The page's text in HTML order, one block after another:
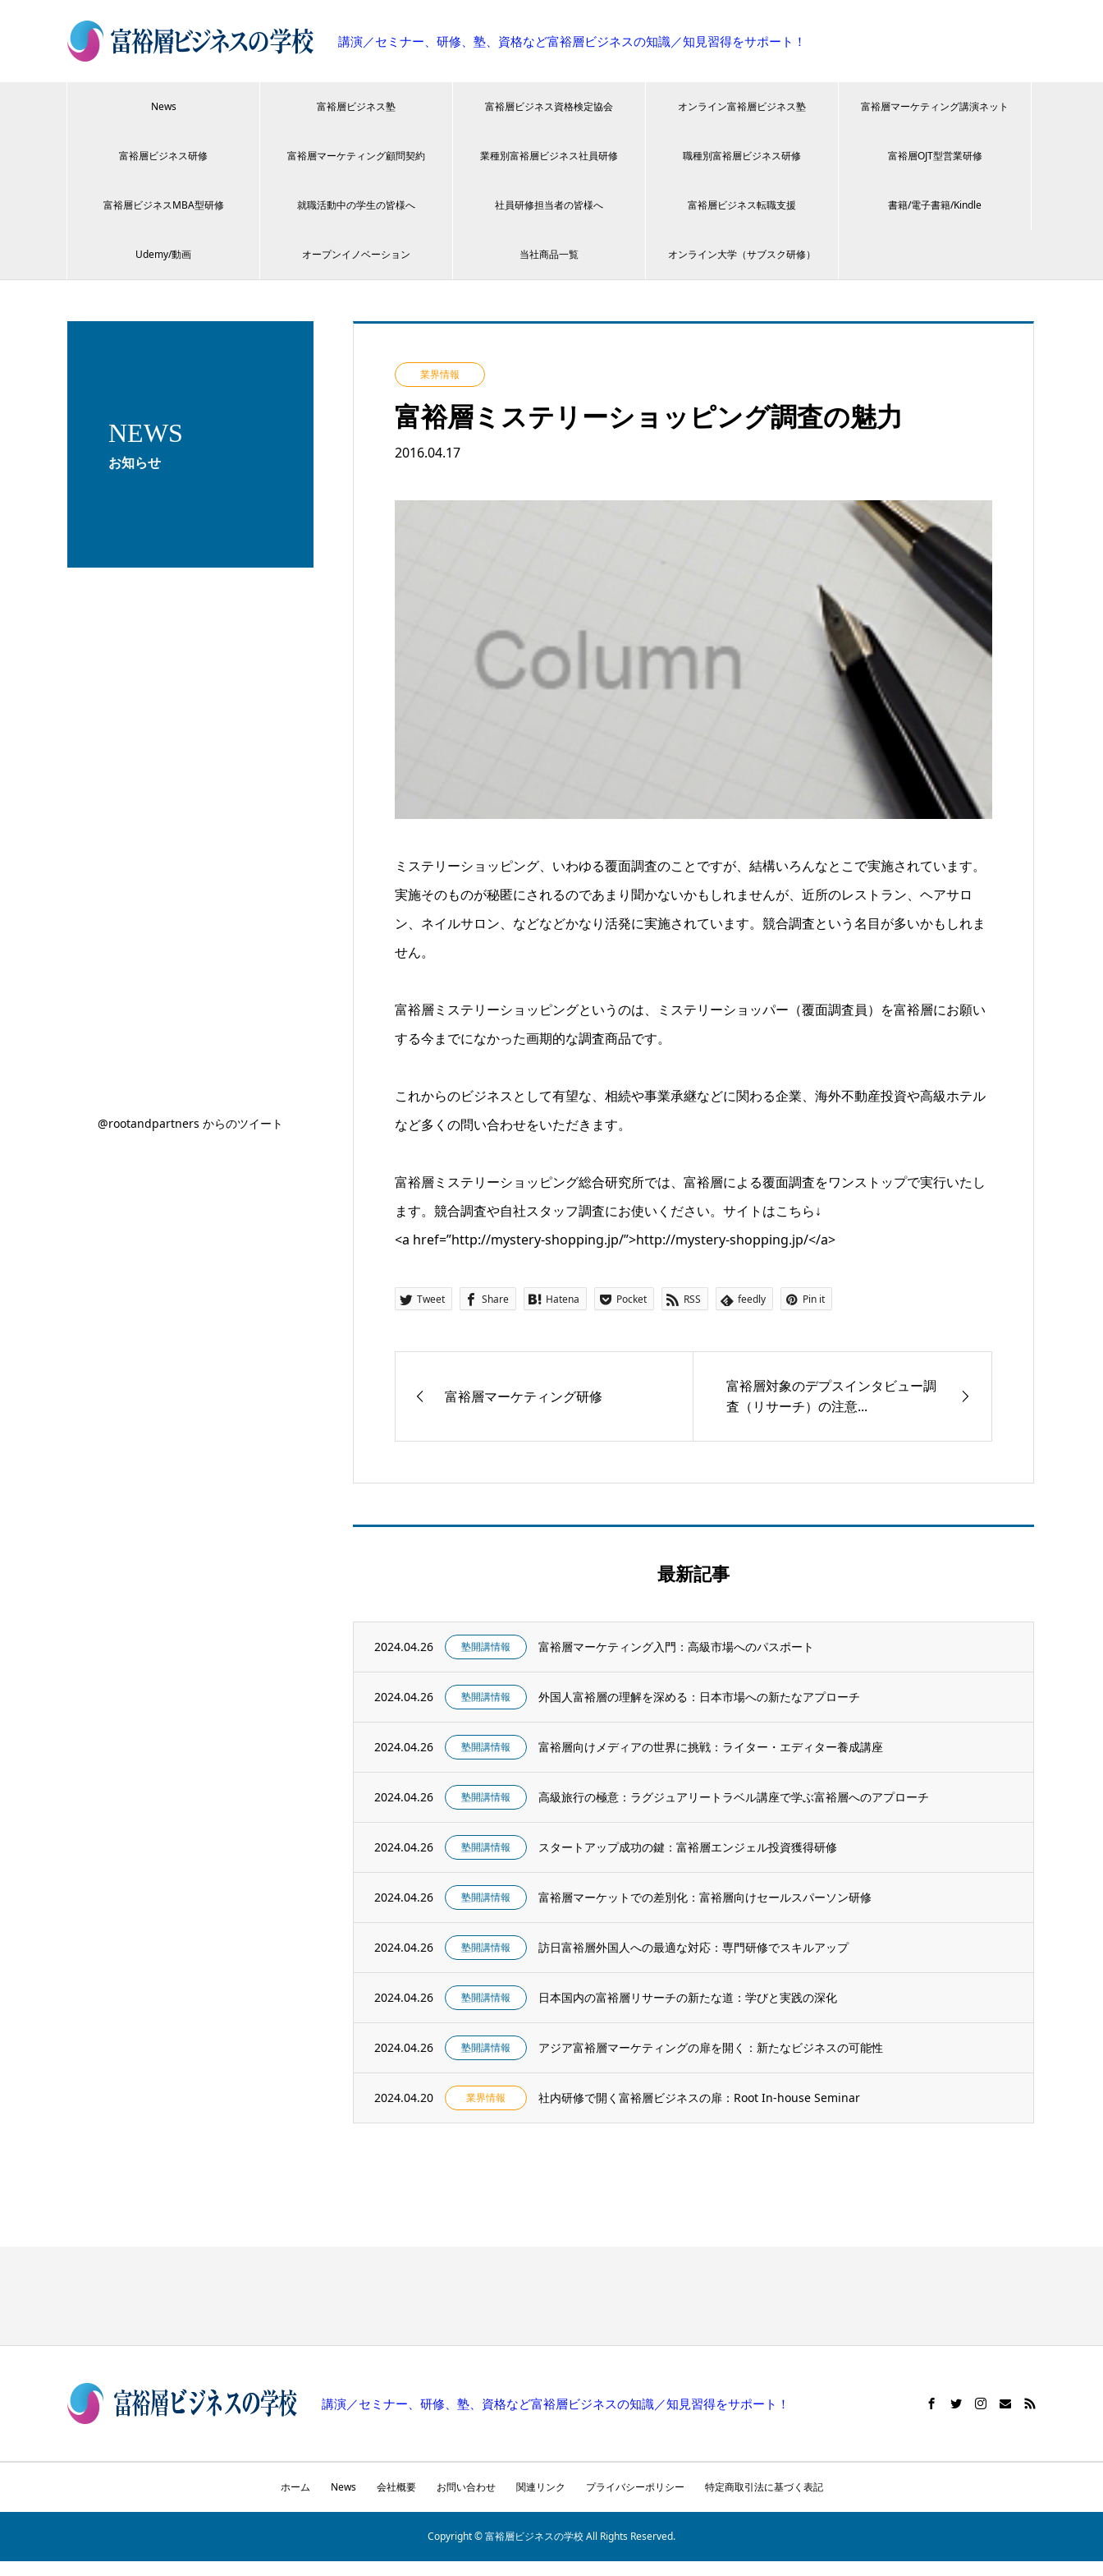
講演／セミナー、研修、塾、資格など富裕層ビジネスの知識／知見習得をサポート！
News 富裕層ビジネス塾 富裕層ビジネス資格検定協会 オンライン富裕層ビジネス塾 富裕層マーケティング講演ネット
富裕層ビジネス研修 富裕層マーケティング顧問契約 業種別富裕層ビジネス社員研修 職種別富裕層ビジネス研修 富裕層OJT型営業研修
富裕層ビジネスMBA型研修 就職活動中の学生の皆様へ 社員研修担当者の皆様へ 富裕層ビジネス転職支援 書籍/電子書籍/Kindle
Udemy/動画 オープンイノベーション 当社商品一覧 オンライン大学（サブスク研修）
NEWS
お知らせ
業界情報
富裕層ミステリーショッピング調査の魅力
2016.04.17
ミステリーショッピング、いわゆる覆面調査のことですが、結構いろんなとこで実施されています。
実施そのものが秘匿にされるのであまり聞かないかもしれませんが、近所のレストラン、ヘアサロ
ン、ネイルサロン、などなどかなり活発に実施されています。競合調査という名目が多いかもしれま
せん。
富裕層ミステリーショッピングというのは、ミステリーショッパー（覆面調査員）を富裕層にお願い
する今までになかった画期的な調査商品です。
これからのビジネスとして有望な、相続や事業承継などに関わる企業、海外不動産投資や高級ホテル
など多くの問い合わせをいただきます。
富裕層ミステリーショッピング総合研究所では、富裕層による覆面調査をワンストップで実行いたし
ます。競合調査や自社スタッフ調査にお使いください。サイトはこちら↓
<a href=”http://mystery-shopping.jp/”>http://mystery-shopping.jp/</a>
Tweet Share Hatena Pocket RSS feedly Pin it
富裕層マーケティング研修
富裕層対象のデプスインタビュー調
査（リサーチ）の注意...
最新記事
2024.04.26 塾開講情報 富裕層マーケティング入門：高級市場へのパスポート
2024.04.26 塾開講情報 外国人富裕層の理解を深める：日本市場への新たなアプローチ
2024.04.26 塾開講情報 富裕層向けメディアの世界に挑戦：ライター・エディター養成講座
2024.04.26 塾開講情報 高級旅行の極意：ラグジュアリートラベル講座で学ぶ富裕層へのアプローチ
2024.04.26 塾開講情報 スタートアップ成功の鍵：富裕層エンジェル投資獲得研修
2024.04.26 塾開講情報 富裕層マーケットでの差別化：富裕層向けセールスパーソン研修
2024.04.26 塾開講情報 訪日富裕層外国人への最適な対応：専門研修でスキルアップ
2024.04.26 塾開講情報 日本国内の富裕層リサーチの新たな道：学びと実践の深化
2024.04.26 塾開講情報 アジア富裕層マーケティングの扉を開く：新たなビジネスの可能性
2024.04.20 業界情報 社内研修で開く富裕層ビジネスの扉：Root In-house Seminar
@rootandpartners からのツイート
講演／セミナー、研修、塾、資格など富裕層ビジネスの知識／知見習得をサポート！
ホーム News 会社概要 お問い合わせ 関連リンク プライバシーポリシー 特定商取引法に基づく表記
Copyright © 富裕層ビジネスの学校 All Rights Reserved.